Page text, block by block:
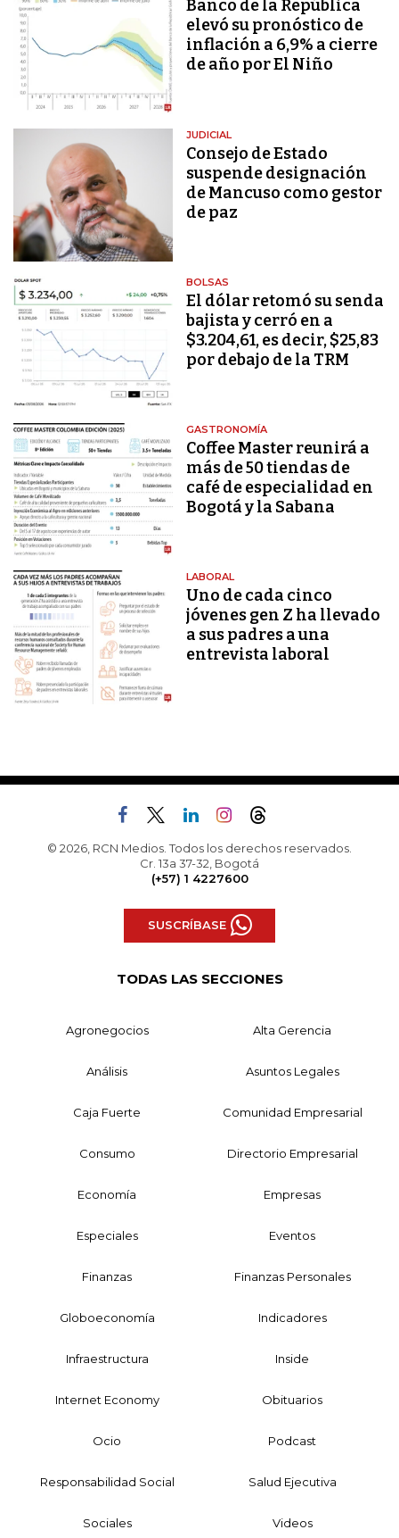
Banco de la República
elevó su pronóstico de
inflación a 6,9% a cierre
de año por El Niño
JUDICIAL
Consejo de Estado
suspende designación
de Mancuso como gestor
de paz
BOLSAS
El dólar retomó su senda
bajista y cerró en a
$3.204,61, es decir, $25,83
por debajo de la TRM
GASTRONOMÍA
Coffee Master reunirá a
más de 50 tiendas de
café de especialidad en
Bogotá y la Sabana
LABORAL
Uno de cada cinco
jóvenes gen Z ha llevado
a sus padres a una
entrevista laboral
© 2026, RCN Medios. Todos los derechos reservados.
Cr. 13a 37-32, Bogotá
(+57) 1 4227600
SUSCRÍBASE
TODAS LAS SECCIONES
Agronegocios Alta Gerencia
Análisis Asuntos Legales
Caja Fuerte Comunidad Empresarial
Consumo Directorio Empresarial
Economía Empresas
Especiales Eventos
Finanzas Finanzas Personales
Globoeconomía Indicadores
Infraestructura Inside
Internet Economy Obituarios
Ocio Podcast
Responsabilidad Social Salud Ejecutiva
Sociales Videos